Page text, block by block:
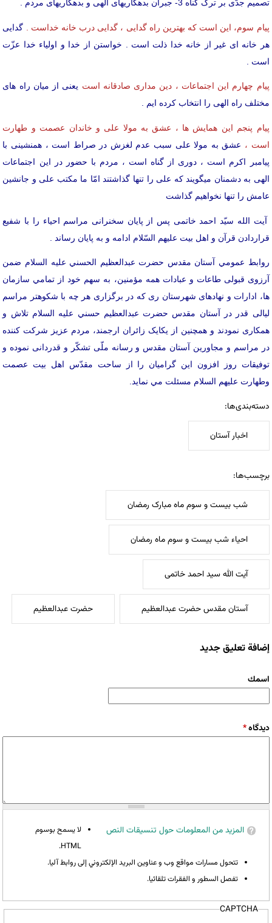
تصمیم جدّی بر ترک گناه 3- جبران بدهکاریهای الهی و بدهکاریهای مردم .
پیام سوم، این است که بهترین راه گدایی ، گدایی درب خانه خداست .
گدایی
هر خانه ای غیر از خانه خدا ذلت است . خواستن از خدا و اولیاء خدا عزّت
است .
پیام چهارم این اجتماعات ، دین مداری صادقانه است یعنی از میان راه های
مختلف راه الهی را انتخاب کرده ایم .
پیام پنجم این همایش ها ، عشق به مولا علی و خاندان عصمت و طهارت
است ، عشق به مولا علی سبب عدم لغزش در صراط است ، همنشینی با
پیامبر اکرم است ، دوری از گناه است ، مردم با حضور در این اجتماعات
الهی به دشمنان میگویند که علی را تنها گذاشتند امّا ما مکتب علی و جانشین
عامش را تنها نخواهیم گذاشت
آیت الله سیّد احمد خاتمی پس از پایان سخنرانی مراسم احیاء را با شفیع
قراردادن قرآن و اهل بیت علیهم السّلام ادامه و به پایان رساند .
روابط عمومي آستان مقدس حضرت عبدالعظيم الحسني علیه السلام ضمن
آرزوی قبولی طاعات و عبادات همه مؤمنین، به سهم خود از تمامي سازمان
ها، ادارات و نهادهای شهرستان ری كه در برگزاری هر چه با شكوهتر مراسم
لیالی قدر در آستان مقدس حضرت عبدالعظيم حسني علیه السلام تلاش و
همکاری نمودند و همچنین از یکایک زائران ارجمند، مردم عزیز شرکت کننده
در مراسم و مجاورین آستان مقدس و رسانه ملّی تشكّر و قدردانی نموده و
توفيقات روز افزون اين گراميان را از ساحت مقدّس اهل بيت عصمت
وطهارت علیهم السلام مسئلت مي نماید.
دسته‌بندی‌ها:
اخبار آستان
برچسب‌ها:
شب بیست و سوم ماه مبارک رمضان
احیاء شب بیست و سوم ماه رمضان
آیت الله سید احمد خاتمی
آستان مقدس حضرت عبدالعظیم حضرت عبدالعظیم
إضافة تعليق جديد
‏اسمك ‏
‏دیدگاه ‏*
المزيد من المعلومات حول تنسيقات النص
لا يسمح بوسوم
HTML.
تتحول مسارات مواقع وب و عناوين البريد الإلكتروني إلى روابط آليا.
تفصل السطور و الفقرات تلقائيا.
CAPTCHA